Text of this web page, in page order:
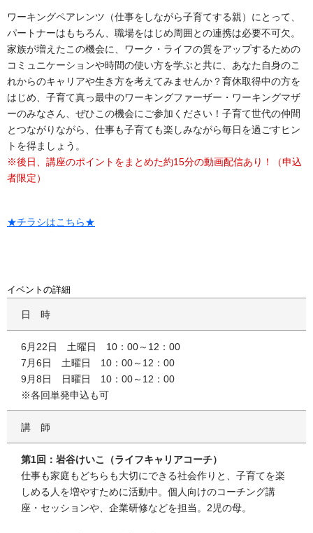
ワーキングペアレンツ（仕事をしながら子育てする親）にとって、
パートナーはもちろん、職場をはじめ周囲との連携は必要不可欠。
家族が増えたこの機会に、ワーク・ライフの質をアップするための
コミュニケーションや時間の使い方を学ぶと共に、あなた自身のこ
れからのキャリアや生き方を考えてみませんか？育休取得中の方を
はじめ、子育て真っ最中のワーキングファーザー・ワーキングマザ
ーのみなさん、ぜひこの機会にご参加ください！子育て世代の仲間
とつながりながら、仕事も子育ても楽しみながら毎日を過ごすヒン
トを得ましょう。
※後日、講座のポイントをまとめた約15分の動画配信あり！（申込
者限定）
★チラシはこちら★
イベントの詳細
日時
6月22日 土曜日 10：00～12：00
7月6日 土曜日 10：00～12：00
9月8日 日曜日 10：00～12：00
※各回単発申込も可
講師
第1回：岩谷けいこ（ライフキャリアコーチ）
仕事も家庭もどちらも大切にできる社会作りと、子育てを楽
しめる人を増やすために活動中。個人向けのコーチング講
座・セッションや、企業研修などを担当。2児の母。